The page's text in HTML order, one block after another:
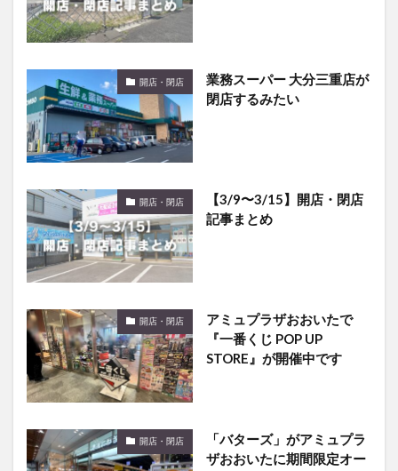
開店・閉店
業務スーパー 大分三重店が
閉店するみたい
開店・閉店
【3/9〜3/15】開店・閉店
記事まとめ
開店・閉店
アミュプラザおおいたで
『一番くじ POP UP
STORE』が開催中です
開店・閉店
「バターズ」がアミュプラ
ザおおいたに期間限定オー